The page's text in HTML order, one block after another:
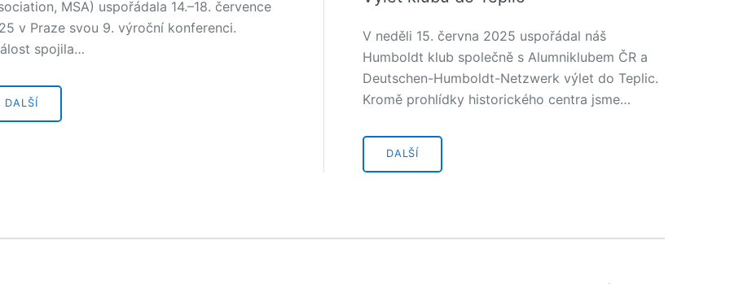
MSA) uspořádala 14.–18. července
v Praze svou 9. výroční konferenci.
spojila…
DALŠÍ
V neděli 15. června 2025 uspořádal náš
Humboldt klub společně s Alumniklubem ČR a
Deutschen-Humboldt-Netzwerk výlet do Teplic.
Kromě prohlídky historického centra jsme…
DALŠÍ